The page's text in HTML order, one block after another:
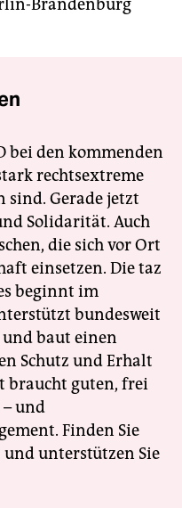
Brandenburg
bei den kommenden
rechtsextreme
sind. Gerade jetzt
Solidarität. Auch
die sich vor Ort
einsetzen. Die taz
beginnt im
bundesweit
baut einen
Schutz und Erhalt
braucht guten, frei
und
Finden Sie
und unterstützen Sie